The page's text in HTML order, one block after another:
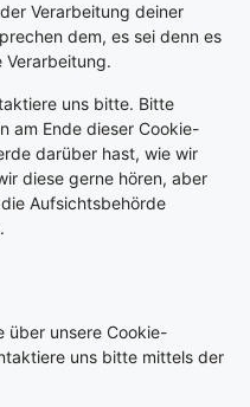
Verarbeitung deiner
dem, es sei denn es
uns bitte. Bitte
am Ende dieser Cookie-
darüber hast, wie wir
diese gerne hören, aber
Aufsichtsbehörde
über unsere Cookie-
uns bitte mittels der